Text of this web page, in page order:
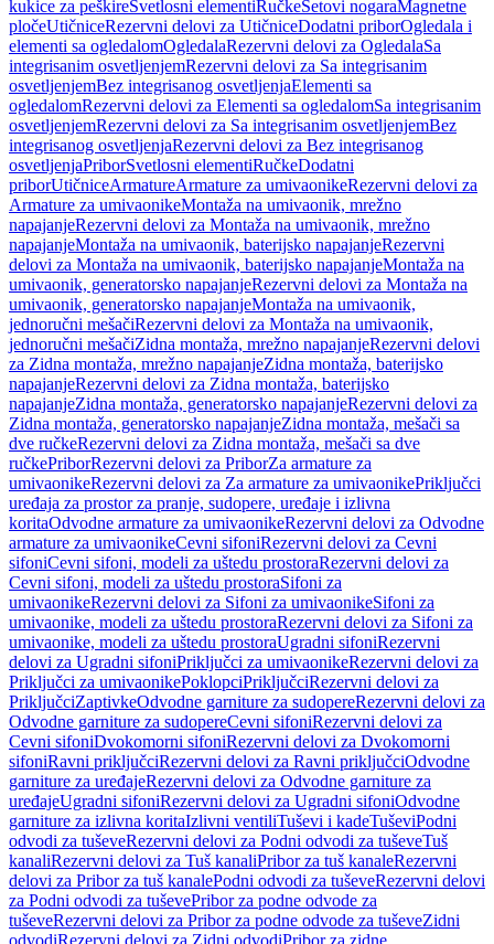
kukice za peškireSvetlosni elementiRučkeSetovi nogaraMagnetne
pločeUtičniceRezervni delovi za UtičniceDodatni priborOgledala i
elementi sa ogledalomOgledalaRezervni delovi za OgledalaSa
integrisanim osvetljenjemRezervni delovi za Sa integrisanim
osvetljenjemBez integrisanog osvetljenjaElementi sa
ogledalomRezervni delovi za Elementi sa ogledalomSa integrisanim
osvetljenjemRezervni delovi za Sa integrisanim osvetljenjemBez
integrisanog osvetljenjaRezervni delovi za Bez integrisanog
osvetljenjaPriborSvetlosni elementiRučkeDodatni
priborUtičniceArmatureArmature za umivaonikeRezervni delovi za
Armature za umivaonikeMontaža na umivaonik, mrežno
napajanjeRezervni delovi za Montaža na umivaonik, mrežno
napajanjeMontaža na umivaonik, baterijsko napajanjeRezervni
delovi za Montaža na umivaonik, baterijsko napajanjeMontaža na
umivaonik, generatorsko napajanjeRezervni delovi za Montaža na
umivaonik, generatorsko napajanjeMontaža na umivaonik,
jednoručni mešačiRezervni delovi za Montaža na umivaonik,
jednoručni mešačiZidna montaža, mrežno napajanjeRezervni delovi
za Zidna montaža, mrežno napajanjeZidna montaža, baterijsko
napajanjeRezervni delovi za Zidna montaža, baterijsko
napajanjeZidna montaža, generatorsko napajanjeRezervni delovi za
Zidna montaža, generatorsko napajanjeZidna montaža, mešači sa
dve ručkeRezervni delovi za Zidna montaža, mešači sa dve
ručkePriborRezervni delovi za PriborZa armature za
umivaonikeRezervni delovi za Za armature za umivaonikePriključci
uređaja za prostor za pranje, sudopere, uređaje i izlivna
koritaOdvodne armature za umivaonikeRezervni delovi za Odvodne
armature za umivaonikeCevni sifoniRezervni delovi za Cevni
sifoniCevni sifoni, modeli za uštedu prostoraRezervni delovi za
Cevni sifoni, modeli za uštedu prostoraSifoni za
umivaonikeRezervni delovi za Sifoni za umivaonikeSifoni za
umivaonike, modeli za uštedu prostoraRezervni delovi za Sifoni za
umivaonike, modeli za uštedu prostoraUgradni sifoniRezervni
delovi za Ugradni sifoniPriključci za umivaonikeRezervni delovi za
Priključci za umivaonikePoklopciPriključciRezervni delovi za
PriključciZaptivkeOdvodne garniture za sudopereRezervni delovi za
Odvodne garniture za sudopereCevni sifoniRezervni delovi za
Cevni sifoniDvokomorni sifoniRezervni delovi za Dvokomorni
sifoniRavni priključciRezervni delovi za Ravni priključciOdvodne
garniture za uređajeRezervni delovi za Odvodne garniture za
uređajeUgradni sifoniRezervni delovi za Ugradni sifoniOdvodne
garniture za izlivna koritaIzlivni ventiliTuševi i kadeTuševiPodni
odvodi za tuševeRezervni delovi za Podni odvodi za tuševeTuš
kanaliRezervni delovi za Tuš kanaliPribor za tuš kanaleRezervni
delovi za Pribor za tuš kanalePodni odvodi za tuševeRezervni delovi
za Podni odvodi za tuševePribor za podne odvode za
tuševeRezervni delovi za Pribor za podne odvode za tuševeZidni
odvodiRezervni delovi za Zidni odvodiPribor za zidne